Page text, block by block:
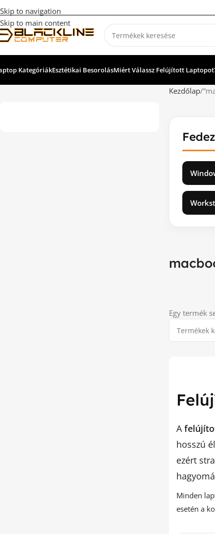
Skip to navigation
Skip to main content
KategóriákEsztétikai BesorolásMiért Válassz Felújított
Kezdőlap
Egy termék
A
hosszú
ezért
Minden
esetén a